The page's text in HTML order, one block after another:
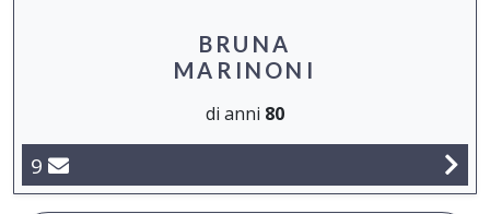
BRUNA
MARINONI
di anni 80
9